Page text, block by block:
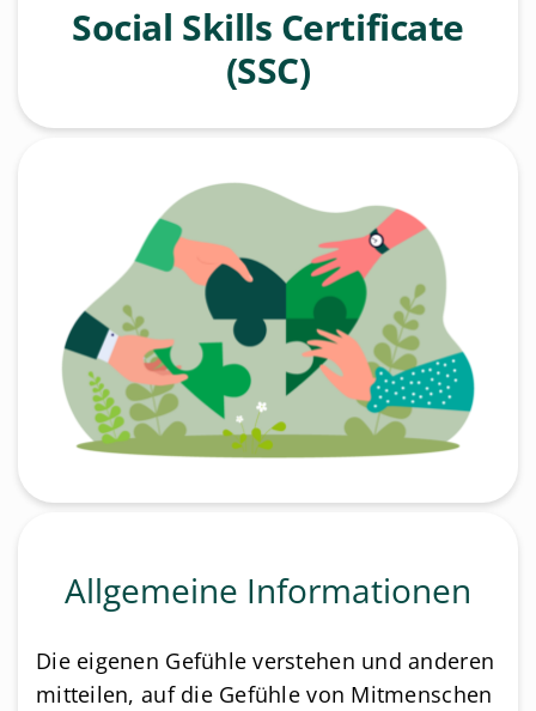
Social Skills Certificate
(SSC)
Allgemeine Informationen
Die eigenen Gefühle verstehen und anderen
mitteilen, auf die Gefühle von Mitmenschen